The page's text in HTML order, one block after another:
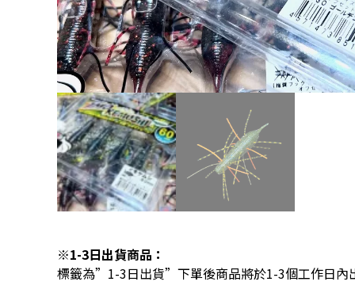
※1-3日出貨商品：
標籤為”1-3日出貨”下單後商品將於1-3個工作日內